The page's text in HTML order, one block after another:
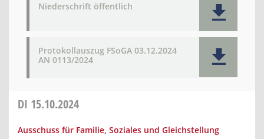
Niederschrift öffentlich
Protokollauszug FSoGA 03.12.2024
AN 0113/2024
DI 15.10.2024
Ausschuss für Familie, Soziales und Gleichstellung